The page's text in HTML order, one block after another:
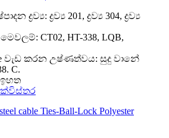
ද්‍රව්‍ය: ද්‍රව්‍ය 201, ද්‍රව්‍ය 304, ද්‍රව්‍ය
මෙවලම්: CT02, HT-338, LQB,
වැඩ කරන උෂ්ණත්වය: සුදු වානේ
C.
ඉහත
විස්තර